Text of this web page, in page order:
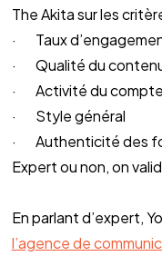
The Akita sur les
·       Taux
·       Qualité du
·       Activité du compte
·       Style général
·       Authenticité
Expert ou non, on
En parlant d’expert,
l’agence de